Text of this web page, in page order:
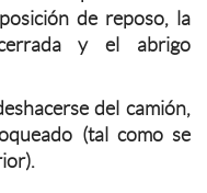
de reposo, la
y el abrigo
del camión,
(tal como se